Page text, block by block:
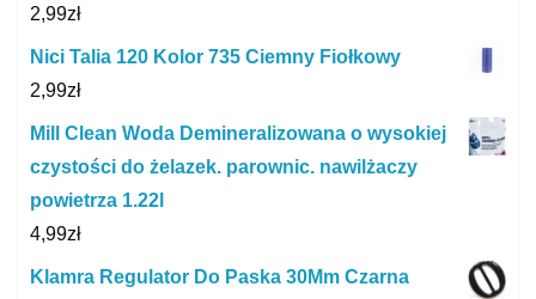
2,99zł
Nici Talia 120 Kolor 735 Ciemny Fiołkowy
2,99zł
Mill Clean Woda Demineralizowana o wysokiej
czystości do żelazek. parownic. nawilżaczy
powietrza 1.22l
4,99zł
Klamra Regulator Do Paska 30Mm Czarna